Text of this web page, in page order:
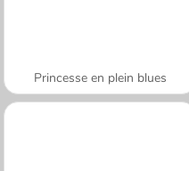
Princesse en plein blues